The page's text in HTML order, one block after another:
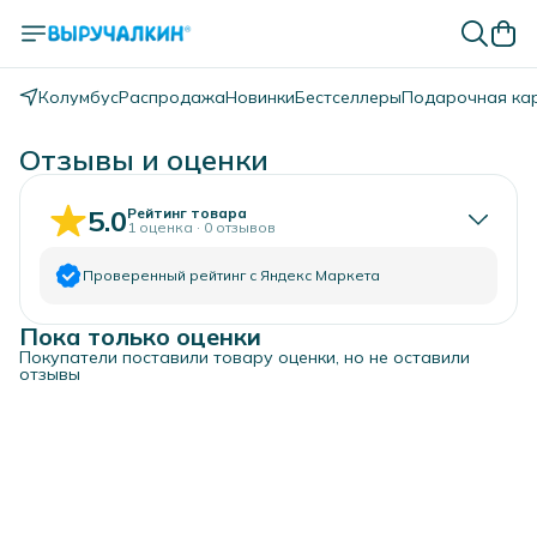
КолумбусРаспродажаНовинкиБестселлерыПодарочная
Отзывы и оценки
5.0Рейтинг товара
1 оценка · 0 отзывов
Проверенный рейтинг с Яндекс Маркета
5 звёзд
1
4 звезды
Пока только оценки
Покупатели поставили товару оценки, но не оставили
отзывы